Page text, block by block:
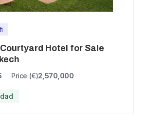
Hotel for Sale
Price (€)2,570,000